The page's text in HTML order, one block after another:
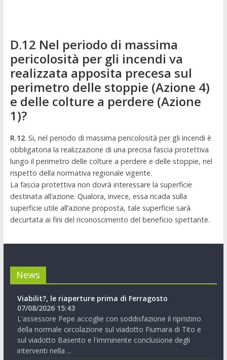
D.12 Nel periodo di massima
pericolosità per gli incendi va
realizzata apposita precesa sul
perimetro delle stoppie (Azione 4)
e delle colture a perdere (Azione
1)?
R.12. Si, nel periodo di massima pericolosità per gli incendi è
obbligatoria la realizzazione di una precisa fascia protettiva
lungo il perimetro delle colture a perdere e delle stoppie, nel
rispetto della normativa regionale vigente.
La fascia protettiva non dovrà interessare la superficie
destinata all’azione. Qualora, invece, essa ricada sulla
superficie utile all’azione proposta, tale superficie sarà
decurtata ai fini del riconoscimento del beneficio spettante.
News
Viabilit?, le riaperture prima di Ferragosto
07/08/2026 15:43
L'assessore Pepe accoglie con soddisfazione il ripristino
della normale circolazione sul viadotto Fiumara di Tito e
sul viadotto Basento e l'imminente conclusione degli
interventi nella ...